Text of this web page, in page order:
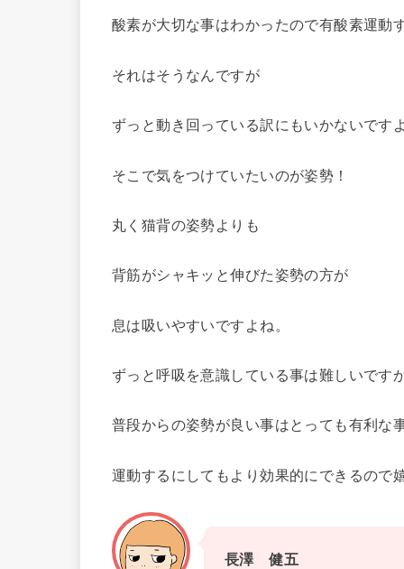
酸素が大切な事はわかったので有酸素運動
それはそうなんですが
ずっと動き回っている訳にもいかないですよ
そこで気をつけていたいのが姿勢！
丸く猫背の姿勢よりも
背筋がシャキッと伸びた姿勢の方が
息は吸いやすいですよね。
ずっと呼吸を意識している事は難しいです
普段からの姿勢が良い事はとっても有利な
運動するにしてもより効果的にできるので
長澤 健五